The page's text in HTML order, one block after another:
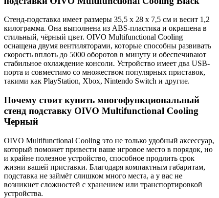
Стенд-подставка имеет размеры 35,5 x 28 x 7,5 см и весит 1,2
килограмма. Она выполнена из ABS-пластика и окрашена в
стильный, чёрный цвет. OIVO Multifunctional Cooling
оснащена двумя вентиляторами, которые способны развивать
скорость вплоть до 5000 оборотов в минуту и обеспечивают
стабильное охлаждение консоли. Устройство имеет два USB-
порта и совместимо со множеством популярных приставок,
такими как PlayStation, Xbox, Nintendo Switch и другие.
Почему стоит купить многофункциональный
стенд подставку OIVO Multifunctional Cooling
Черный
OIVO Multifunctional Cooling это не только удобный аксессуар,
который поможет привести ваше игровое место в порядок, но
и крайне полезное устройство, способное продлить срок
жизни вашей приставки. Благодаря компактным габаритам,
подставка не займёт слишком много места, а у вас не
возникнет сложностей с хранением или транспортировкой
устройства.